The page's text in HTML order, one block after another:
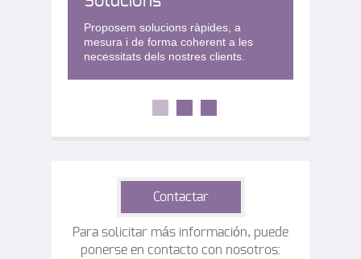
Proposem solucions ràpides, a
mesura i de forma coherent a les
necessitats dels nostres clients.
Contactar
Para solicitar más información, puede
ponerse en contacto con nosotros: